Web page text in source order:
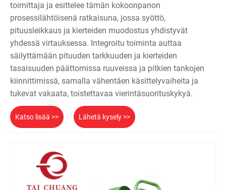
toimittaja ja esittelee tämän kokoonpanon
prosessilähtöisenä ratkaisuna, jossa syöttö,
pituusleikkaus ja kierteiden muodostus yhdistyvät
yhdessä virtauksessa. Integroitu toiminta auttaa
säilyttämään pituuden tarkkuuden ja kierteiden
tasaisuuden päättomissa ruuveissa ja pitkien tankojen
kiinnittimissä, samalla vähentäen käsittelyvaiheita ja
tukevat vakaata, toistettavaa vierintäsuorituskykyä.
Katso lisää >> Lähetä kysely >>